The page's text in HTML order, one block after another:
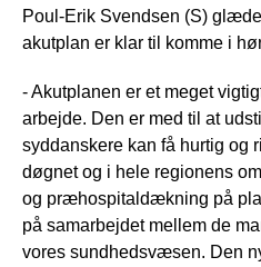
Poul-Erik Svendsen (S)
akutplan er klar til komme i
- Akutplanen er et meget
arbejde. Den er med til at
syddanskere kan få hurtig og
døgnet og i hele regionens
og præhospitaldækning på
på samarbejdet mellem de
vores sundhedsvæsen. Den